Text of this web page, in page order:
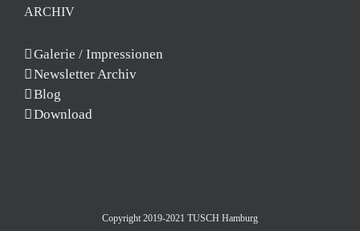
ARCHIV
Galerie / Impressionen
Newsletter Archiv
Blog
Download
Copyright 2019-2021 TUSCH Hamburg